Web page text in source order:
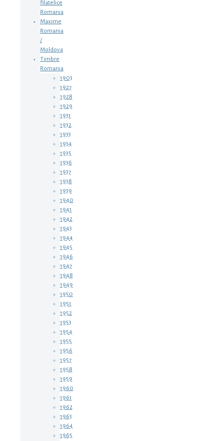
filatelice
Romania
Maxime
Romania
/
Moldova
Timbre
Romania
1903
1927
1928
1929
1931
1932
1933
1934
1935
1936
1937
1938
1939
1940
1941
1942
1943
1944
1945
1946
1947
1948
1949
1950
1951
1952
1953
1954
1955
1956
1957
1958
1959
1960
1961
1962
1963
1964
1965